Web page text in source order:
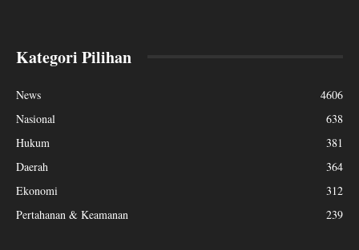
Kategori Pilihan
News
4606
Nasional
638
Hukum
381
Daerah
364
Ekonomi
312
Pertahanan & Keamanan
239